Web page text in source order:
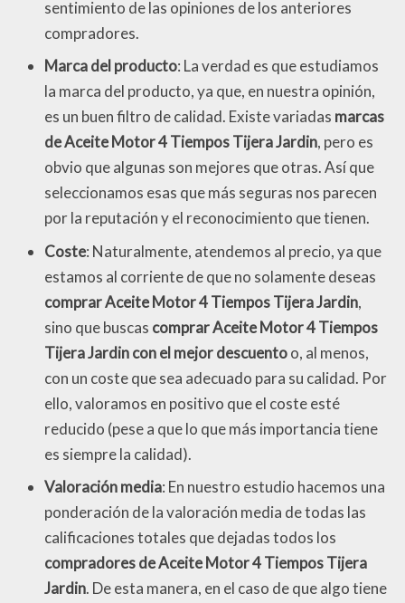
sentimiento de las opiniones de los anteriores
compradores.
Marca del producto: La verdad es que estudiamos
la marca del producto, ya que, en nuestra opinión,
es un buen filtro de calidad. Existe variadas marcas
de Aceite Motor 4 Tiempos Tijera Jardin, pero es
obvio que algunas son mejores que otras. Así que
seleccionamos esas que más seguras nos parecen
por la reputación y el reconocimiento que tienen.
Coste: Naturalmente, atendemos al precio, ya que
estamos al corriente de que no solamente deseas
comprar Aceite Motor 4 Tiempos Tijera Jardin,
sino que buscas comprar Aceite Motor 4 Tiempos
Tijera Jardin con el mejor descuentoo, al menos,
con un coste que sea adecuado para su calidad. Por
ello, valoramos en positivo que el coste esté
reducido (pese a que lo que más importancia tiene
es siempre la calidad).
Valoración media: En nuestro estudio hacemos una
ponderación de la valoración media de todas las
calificaciones totales que dejadas todos los
compradores de Aceite Motor 4 Tiempos Tijera
Jardin. De esta manera, en el caso de que algo tiene